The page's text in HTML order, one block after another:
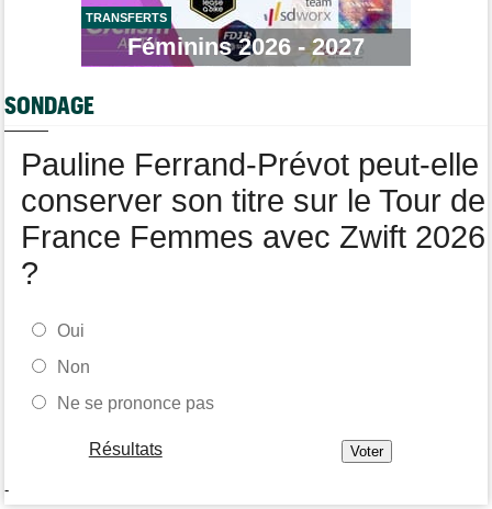
Tour de France Femmes
Célia Géry, 5e à domicile : "J'ai tout donné..."
Isaac Del Toro a prolongé avec UAE Team Emirates-XRG
09:45
Tour de France Femmes
Cédrine Kerbaol : "Terminer deuxième, c'est un peu amer"
TRANSFERTS
Féminins 2026 - 2027
SONDAGE
Pauline Ferrand-Prévot peut-elle
conserver son titre sur le Tour de
France Femmes avec Zwift 2026
?
Oui
Non
Ne se prononce pas
Résultats
-